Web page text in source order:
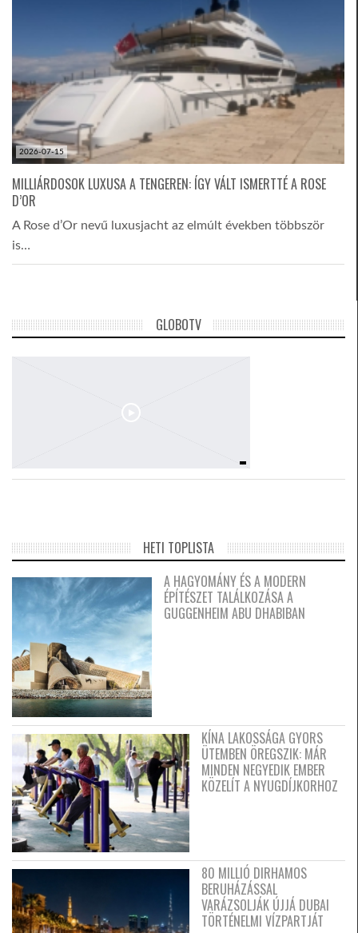
2026-07-15
MILLIÁRDOSOK LUXUSA A TENGEREN: ÍGY VÁLT ISMERTTÉ A ROSE
D’OR
A Rose d’Or nevű luxusjacht az elmúlt években többször
is…
GLOBOTV
HETI TOPLISTA
A HAGYOMÁNY ÉS A MODERN
ÉPÍTÉSZET TALÁLKOZÁSA A
GUGGENHEIM ABU DHABIBAN
KÍNA LAKOSSÁGA GYORS
ÜTEMBEN ÖREGSZIK: MÁR
MINDEN NEGYEDIK EMBER
KÖZELÍT A NYUGDÍJKORHOZ
80 MILLIÓ DIRHAMOS
BERUHÁZÁSSAL
VARÁZSOLJÁK ÚJJÁ DUBAI
TÖRTÉNELMI VÍZPARTJÁT